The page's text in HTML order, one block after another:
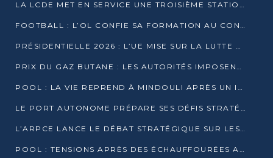
LA LCDE MET EN SERVICE UNE TROISIÈME STATION D’EAU POTABLE À MFILOU
FOOTBALL : L’OL CONFIE SA FORMATION AU CONGOLAIS CHRISTIAN BASSILA
PRÉSIDENTIELLE 2026 : L’UE MISE SUR LA LUTTE CONTRE LA DÉSINFORMATION
PRIX DU GAZ BUTANE : LES AUTORITÉS IMPOSENT LE RESPECT DES PRIX RÉGLEMENTÉS
POOL : LA VIE REPREND À MINDOULI APRÈS UN INCIDENT ARMÉ SUR LA RN1
LE PORT AUTONOME PRÉPARE SES DÉFIS STRATÉGIQUES DE 2026
L’ARPCE LANCE LE DÉBAT STRATÉGIQUE SUR LES DONNÉES, L’IA ET LA FINANCE NUMÉRIQUE AU CONGO
POOL : TENSIONS APRÈS DES ÉCHAUFFOURÉES ARMÉES ENTRE DGSP ET EX-MILICIENS NINJA